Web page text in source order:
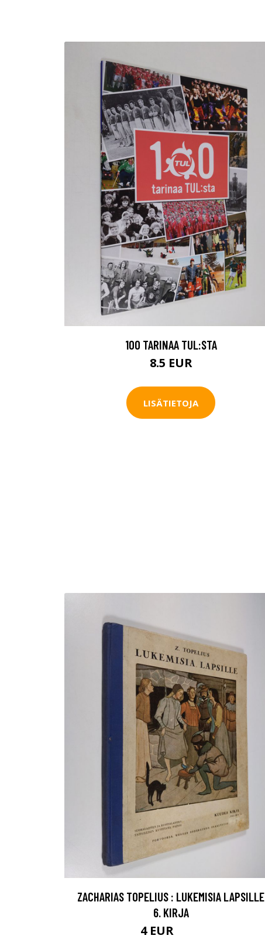
100 TARINAA TUL:STA
8.5 EUR
LISÄTIETOJA
ZACHARIAS TOPELIUS : LUKEMISIA LAPSILLE
6. KIRJA
4 EUR